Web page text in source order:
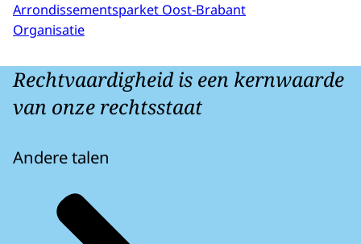
Arrondissementsparket Oost-Brabant
Organisatie
Rechtvaardigheid is een kernwaarde
van onze rechtsstaat
Andere talen